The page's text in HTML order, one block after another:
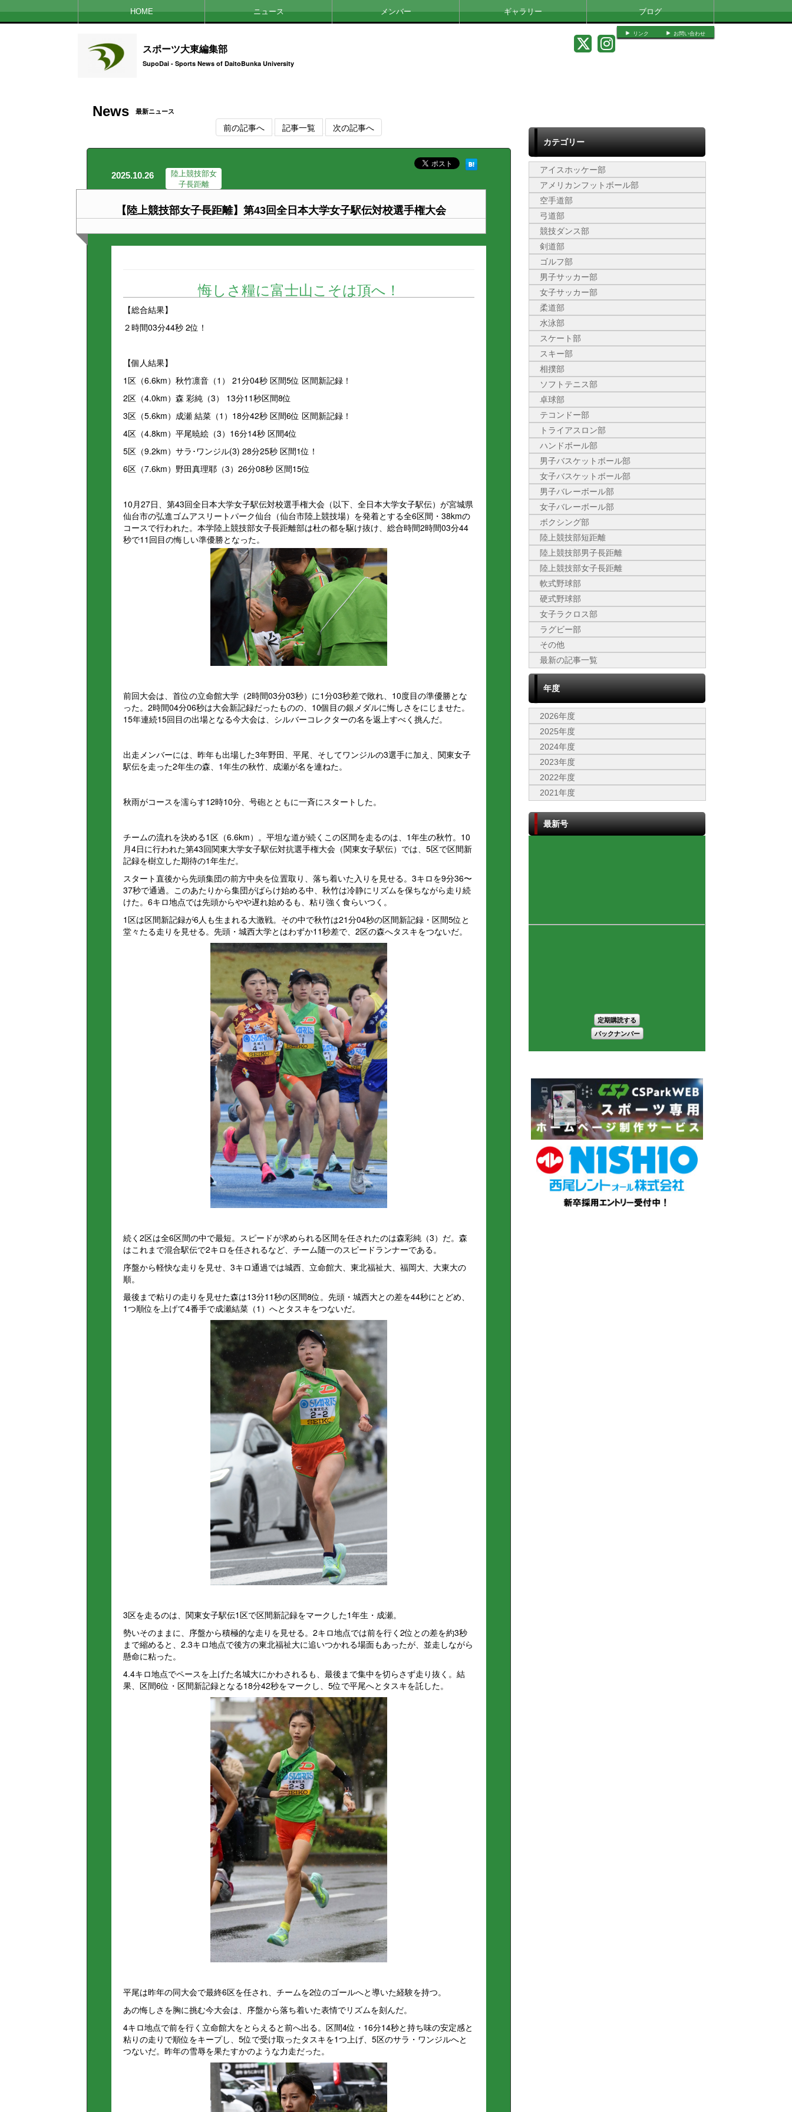
HOME ニュース メンバー ギャラリー ブログ
リンク お問い合わせ
スポーツ大東編集部
SupoDai - Sports News of DaitoBunka University
News 最新ニュース
前の記事へ 記事一覧 次の記事へ
2025.10.26
陸上競技部女
子長距離
【陸上競技部女子長距離】第43回全日本大学女子駅伝対校選手権大会
悔しさ糧に富士山こそは頂へ！
【総合結果】
２時間03分44秒 2位！
【個人結果】
1区（6.6km）秋竹凛音（1） 21分04秒 区間5位 区間新記録！
2区（4.0km）森 彩純（3） 13分11秒区間8位
3区（5.6km）成瀬 結菜（1）18分42秒 区間6位 区間新記録！
4区（4.8km）平尾暁絵（3）16分14秒 区間4位
5区（9.2km）サラ･ワンジル(3) 28分25秒 区間1位！
6区（7.6km）野田真理耶（3）26分08秒 区間15位
10月27日、第43回全日本大学女子駅伝対校選手権大会（以下、全日本大学女子駅伝）が宮城県
仙台市の弘進ゴムアスリートパーク仙台（仙台市陸上競技場）を発着とする全6区間・38kmの
コースで行われた。本学陸上競技部女子長距離部は杜の都を駆け抜け、総合時間2時間03分44
秒で11回目の悔しい準優勝となった。
前回大会は、首位の立命館大学（2時間03分03秒）に1分03秒差で敗れ、10度目の準優勝とな
った。2時間04分06秒は大会新記録だったものの、10個目の銀メダルに悔しさをにじませた。
15年連続15回目の出場となる今大会は、シルバーコレクターの名を返上すべく挑んだ。
出走メンバーには、昨年も出場した3年野田、平尾、そしてワンジルの3選手に加え、関東女子
駅伝を走った2年生の森、1年生の秋竹、成瀬が名を連ねた。
秋雨がコースを濡らす12時10分、号砲とともに一斉にスタートした。
チームの流れを決める1区（6.6km）。平坦な道が続くこの区間を走るのは、1年生の秋竹。10
月4日に行われた第43回関東大学女子駅伝対抗選手権大会（関東女子駅伝）では、5区で区間新
記録を樹立した期待の1年生だ。
スタート直後から先頭集団の前方中央を位置取り、落ち着いた入りを見せる。3キロを9分36〜
37秒で通過。このあたりから集団がばらけ始める中、秋竹は冷静にリズムを保ちながら走り続
けた。6キロ地点では先頭からやや遅れ始めるも、粘り強く食らいつく。
1区は区間新記録が6人も生まれる大激戦。その中で秋竹は21分04秒の区間新記録・区間5位と
堂々たる走りを見せる。先頭・城西大学とはわずか11秒差で、2区の森へタスキをつないだ。
続く2区は全6区間の中で最短。スピードが求められる区間を任されたのは森彩純（3）だ。森
はこれまで混合駅伝で2キロを任されるなど、チーム随一のスピードランナーである。
序盤から軽快な走りを見せ、3キロ通過では城西、立命館大、東北福祉大、福岡大、大東大の
順。
最後まで粘りの走りを見せた森は13分11秒の区間8位。先頭・城西大との差を44秒にとどめ、
1つ順位を上げて4番手で成瀬結菜（1）へとタスキをつないだ。
3区を走るのは、関東女子駅伝1区で区間新記録をマークした1年生・成瀬。
勢いそのままに、序盤から積極的な走りを見せる。2キロ地点では前を行く2位との差を約3秒
まで縮めると、2.3キロ地点で後方の東北福祉大に追いつかれる場面もあったが、並走しながら
懸命に粘った。
4.4キロ地点でペースを上げた名城大にかわされるも、最後まで集中を切らさず走り抜く。結
果、区間6位・区間新記録となる18分42秒をマークし、5位で平尾へとタスキを託した。
平尾は昨年の同大会で最終6区を任され、チームを2位のゴールへと導いた経験を持つ。
あの悔しさを胸に挑む今大会は、序盤から落ち着いた表情でリズムを刻んだ。
4キロ地点で前を行く立命館大をとらえると前へ出る。区間4位・16分14秒と持ち味の安定感と
粘りの走りで順位をキープし、5位で受け取ったタスキを1つ上げ、5区のサラ・ワンジルへと
つないだ。昨年の雪辱を果たすかのような力走だった。
カテゴリー
アイスホッケー部
アメリカンフットボール部
空手道部
弓道部
競技ダンス部
剣道部
ゴルフ部
男子サッカー部
女子サッカー部
柔道部
水泳部
スケート部
スキー部
相撲部
ソフトテニス部
卓球部
テコンドー部
トライアスロン部
ハンドボール部
男子バスケットボール部
女子バスケットボール部
男子バレーボール部
女子バレーボール部
ボクシング部
陸上競技部短距離
陸上競技部男子長距離
陸上競技部女子長距離
軟式野球部
硬式野球部
女子ラクロス部
ラグビー部
その他
最新の記事一覧
年度
2026年度
2025年度
2024年度
2023年度
2022年度
2021年度
最新号
定期購読する
バックナンバー